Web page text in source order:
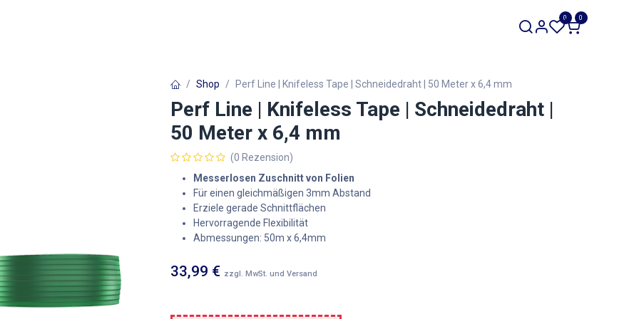
0 0
Shop Perf Line | Knifeless Tape | Schneidedraht | 50 Meter x 6,4 mm
Perf Line | Knifeless Tape | Schneidedraht |
50 Meter x 6,4 mm
(0 Rezension)
Messerlosen Zuschnitt von Folien
Für einen gleichmäßigen 3mm Abstand
Erziele gerade Schnittflächen
Hervorragende Flexibilität
Abmessungen: 50m x 6,4mm
33,99 € zzgl. MwSt. und Versand